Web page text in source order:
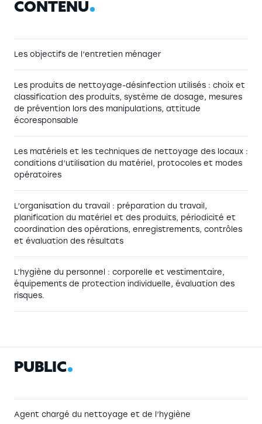
CONTENU
Les objectifs de l’entretien ménager
Les produits de nettoyage-désinfection utilisés : choix et
classification des produits, système de dosage, mesures
de prévention lors des manipulations, attitude
écoresponsable
Les matériels et les techniques de nettoyage des locaux :
conditions d’utilisation du matériel, protocoles et modes
opératoires
L’organisation du travail : préparation du travail,
planification du matériel et des produits, périodicité et
coordination des opérations, enregistrements, contrôles
et évaluation des résultats
L’hygiène du personnel : corporelle et vestimentaire,
équipements de protection individuelle, évaluation des
risques.
PUBLIC
Agent chargé du nettoyage et de l’hygiène